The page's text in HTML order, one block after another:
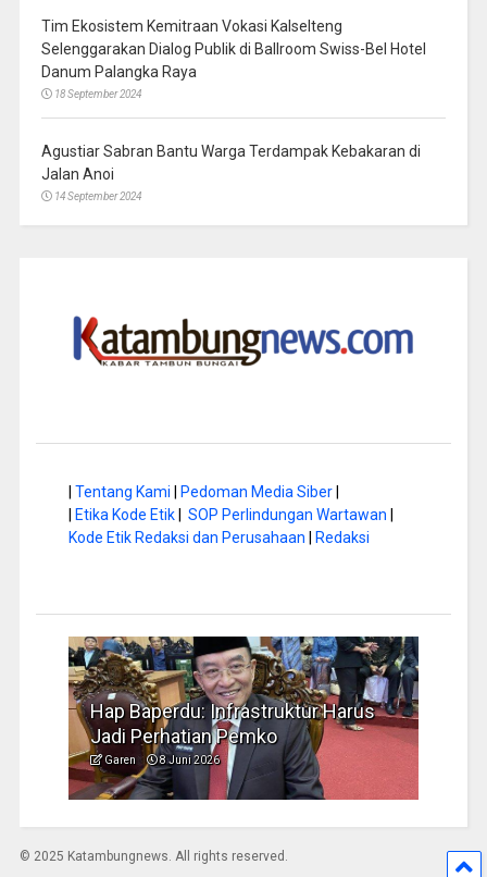
Tim Ekosistem Kemitraan Vokasi Kalselteng
Selenggarakan Dialog Publik di Ballroom Swiss-Bel Hotel
Danum Palangka Raya
18 September 2024
Agustiar Sabran Bantu Warga Terdampak Kebakaran di
Jalan Anoi
14 September 2024
Tentang Kami Pedoman Media Siber|
Etika Kode Etik| SOP Perlindungan Wartawan
Kode Etik Redaksi dan Perusahaan
Redaksi
Hap Baperdu: Infrastruktur Harus
Jadi Perhatian Pemko
Garen 8 Juni 2026
© 2025 Katambungnews. All rights reserved.